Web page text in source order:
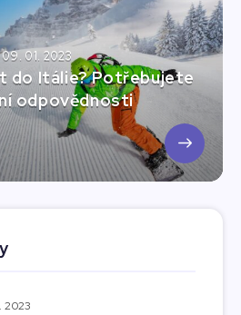
09. 01. 2023
do Itálie? Potřebujete
odpovědnosti
2023